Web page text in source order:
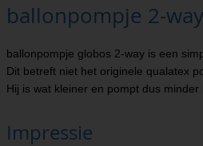
ballonpompje 2-
ballonpompje globos 2-way is een
Dit betreft niet het originele qualatex
Hij is wat kleiner en pompt dus minder
Impressie